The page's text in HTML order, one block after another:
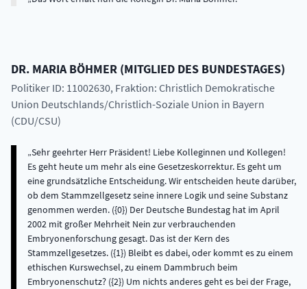
DR. MARIA BÖHMER (MITGLIED DES BUNDESTAGES)
Politiker ID: 11002630, Fraktion: Christlich Demokratische
Union Deutschlands/Christlich-Soziale Union in Bayern
(CDU/CSU)
Sehr geehrter Herr Präsident! Liebe Kolleginnen und Kollegen!
Es geht heute um mehr als eine Gesetzeskorrektur. Es geht um
eine grundsätzliche Entscheidung. Wir entscheiden heute darüber,
ob dem Stammzellgesetz seine innere Logik und seine Substanz
genommen werden. ({0}) Der Deutsche Bundestag hat im April
2002 mit großer Mehrheit Nein zur verbrauchenden
Embryonenforschung gesagt. Das ist der Kern des
Stammzellgesetzes. ({1}) Bleibt es dabei, oder kommt es zu einem
ethischen Kurswechsel, zu einem Dammbruch beim
Embryonenschutz? ({2}) Um nichts anderes geht es bei der Frage,